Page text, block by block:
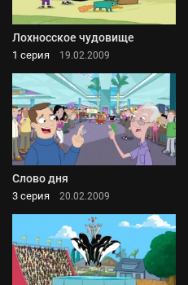
Лохносское чудовище
1 серия 19.02.2009
Слово дня
3 серия 20.02.2009